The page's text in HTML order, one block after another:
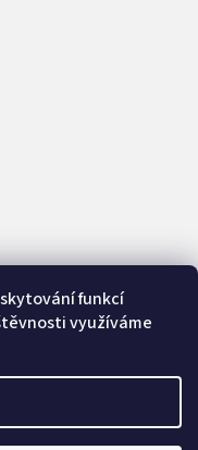
funkcí
využíváme